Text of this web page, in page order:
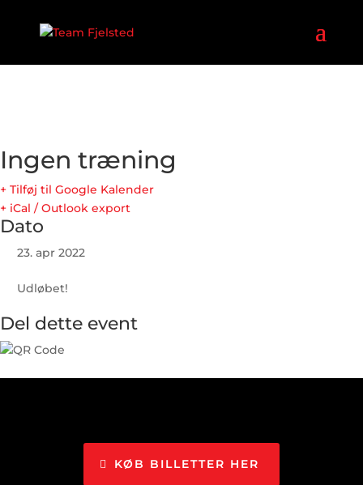
Ingen træning
+ Tilføj til Google Kalender
+ iCal / Outlook export
Dato
23. apr 2022
Udløbet!
Del dette event
KØB BILLETTER HER